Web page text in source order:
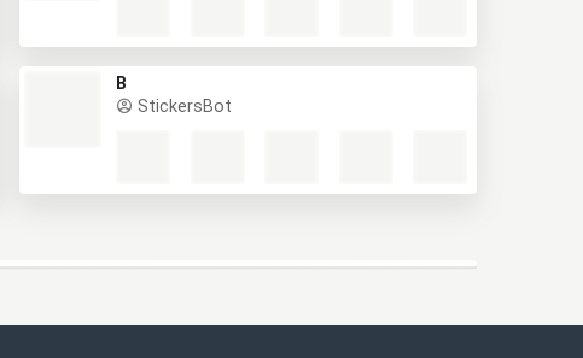
B
StickersBot